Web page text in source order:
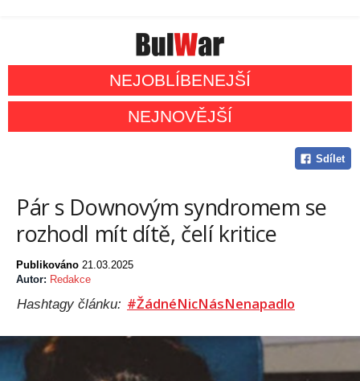
NEJOBLÍBENEJŠÍ
NEJNOVĚJŠÍ
Sdílet
Pár s Downovým syndromem se
rozhodl mít dítě, čelí kritice
Publikováno 21.03.2025
Autor: Redakce
Hashtagy článku: #ŽádnéNicNásNenapadlo